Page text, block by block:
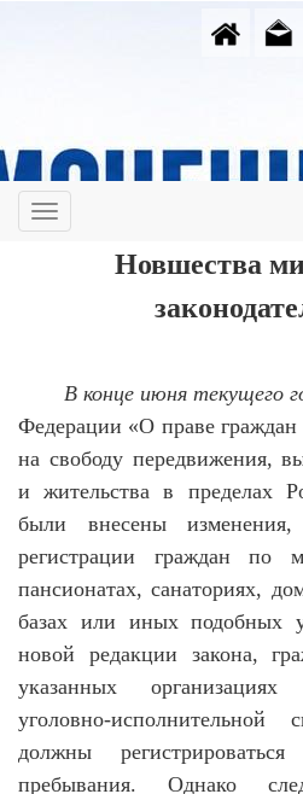
Новшества
В конце июня текущего
Федерации «О праве
на свободу передвижения,
и жительства в пределах
были внесены изменения,
регистрации граждан по
пансионатах, санаториях,
базах или иных подобных
новой редакции закона,
указанных
уголовно-
должны
пребывания. Однако